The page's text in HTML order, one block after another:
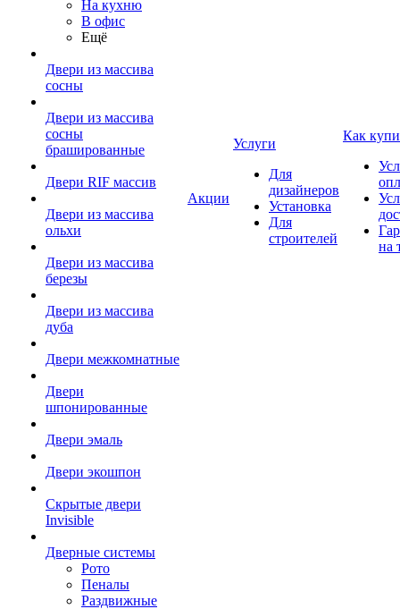
На кухню
В офис
Ещё
Двери из массива
сосны
Двери из массива
сосны
брашированные
Двери RIF массив
Двери из массива
ольхи
Двери из массива
березы
Двери из массива
дуба
Двери межкомнатные
Двери
шпонированные
Двери эмаль
Двери экошпон
Скрытые двери
Invisible
Дверные системы
Рото
Пеналы
Раздвижные
Акции
Услуги
Для
дизайнеров
Установка
Для
строителей
Как
на